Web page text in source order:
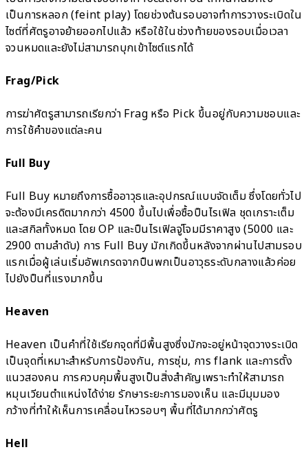
เป็นการหลอก (feint play) โดยช่วงต้นรอบอาจทำการวางระเบิดใน
ไซต์ที่ศัตรูอาจย้ายออกไปแล้ว หรือใช้ในช่วงท้ายของรอบเมื่อเวลา
จวนหมดและยังไม่สามารถบุกเข้าไซต์แรกได้
Frag/Pick
การฆ่าศัตรูสามารถเรียกว่า Frag หรือ Pick ขึ้นอยู่กับความชอบและ
การใช้คำของแต่ละคน
Full Buy
Full Buy หมายถึงการซื้ออาวุธและอุปกรณ์แบบจัดเต็ม ซึ่งโดยทั่วไป
จะต้องมีเครดิตมากกว่า 4500 ขึ้นไปเพื่อซื้อปืนไรเฟิล ชุดเกราะเต็ม
และสกิลทั้งหมด โดย OP และปืนไรเฟิลจู่โจมมีราคาสูง (5000 และ
2900 ตามลำดับ) การ Full Buy มักเกิดขึ้นหลังจากผ่านไปสามรอบ
แรกเมื่อผู้เล่นเริ่มอัพเกรดจากปืนพกเป็นอาวุธระดับกลางแล้วค่อย
ไปยังปืนที่แรงมากขึ้น
Heaven
Heaven เป็นคำที่ใช้เรียกจุดที่มีพื้นสูงซึ่งมักจะอยู่หน้าจุดวางระเบิด
เป็นจุดที่เหมาะสำหรับการป้องกัน, การซุ่ม, การ flank และการตั้ง
แนวสองคน การควบคุมพื้นสูงเป็นสิ่งสำคัญเพราะทำให้สามารถ
หมุนเวียนตำแหน่งได้ง่าย รักษาระยะการมองเห็น และมีมุมมอง
กว้างที่ทำให้เห็นการเคลื่อนไหวรอบๆ พื้นที่ได้มากกว่าศัตรู
Hell